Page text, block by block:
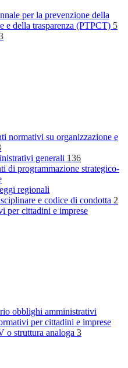
per la prevenzione della
e della trasparenza (PTPCT) 5
normativi su organizzazione e
generali 136
di programmazione strategico-
regionali
e codice di condotta 2
per cittadini e imprese
obblighi amministrativi
per cittadini e imprese
o struttura analoga 3